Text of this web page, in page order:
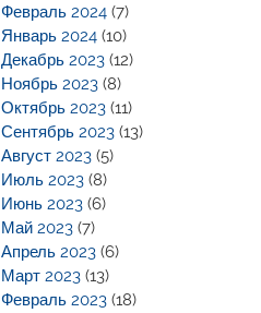
Февраль 2024 (7)
Январь 2024 (10)
Декабрь 2023 (12)
Ноябрь 2023 (8)
Октябрь 2023 (11)
Сентябрь 2023 (13)
Август 2023 (5)
Июль 2023 (8)
Июнь 2023 (6)
Май 2023 (7)
Апрель 2023 (6)
Март 2023 (13)
Февраль 2023 (18)